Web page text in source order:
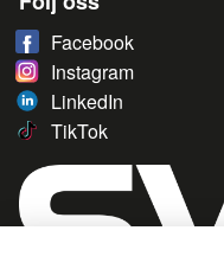
Facebook
Instagram
LinkedIn
TikTok